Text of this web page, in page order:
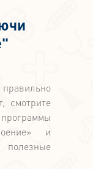
смотрите
и